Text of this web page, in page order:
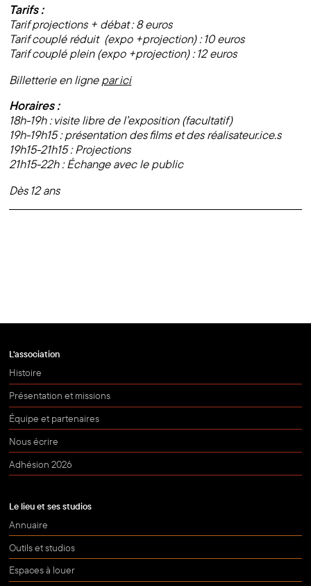
Tarifs :
Tarif projections + débat : 8 euros
Tarif couplé réduit (expo +projection) : 10 euros
Tarif couplé plein (expo +projection) : 12 euros
Billetterie en lignepar ici
Horaires :
18h-19h : visite libre de l’exposition (facultatif)
19h-19h15 : présentation des films et des réalisateur.ice.s
19h15-21h15 : Projections
21h15-22h : Échange avec le public
Dès 12 ans
L'association
Histoire
Présentation et missions
Équipe et partenaires
Nous écrire
Adhésion 2026
Le lieu et ses studios
Annuaire
Outils et studios
Espaces à louer